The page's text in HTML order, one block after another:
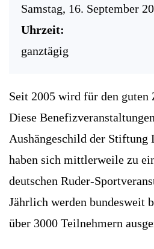
Samstag, 16. September
Uhrzeit:
ganztägig
Seit 2005 wird für den guten
Diese
Aushängeschild der Stiftung
haben sich mittlerweile zu
deutschen Ruder-
Jährlich werden bundesweit
über 3000 Teilnehmern